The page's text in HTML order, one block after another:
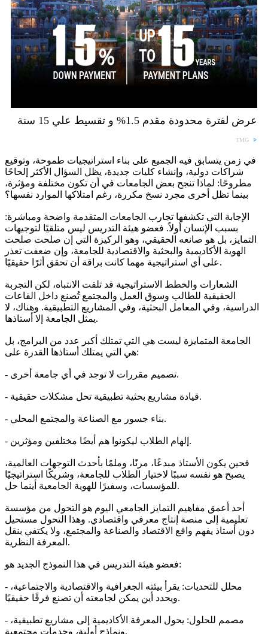
عرض لفترة محدودة مقدم 1.5% و تقسيط علي 15 سنة
TMG
في زمن يتسابق فيه الجميع على بناء استراتيجيات طموحة، وتوقيع
شراكات دولية، وإنشاء كليات جديدة، يظل السؤال الأكثر إلحاحًا
مطروحًا: لماذا تنجح بعض الجامعات في أن تكون مختلفة ومؤثرة،
بينما تظل أخرى مجرد نسخ مكررة، رغم امتلاكها الموارد نفسها؟
الإجابة التي تكشفها تجارب الجامعات المتقدمة واضحة ومباشرة:
بسبب الإنسان أولاً. فعضو هيئة التدريس ليس متلقيًا لتوجيهات
التمايز، بل هو صانعه الحقيقي، وهو الركيزة التي إن صلحت صلحت
الهوية الأكاديمية والبحثية والاقتصادية للجامعة، وإن ضعفت تعذر
على أي استراتيجية مهما كانت براقة أن تحقق أثرًا حقيقيًا.
الشعارات والخطط الاستراتيجية قد تلفت الانتباه، لكن التجربة
الحقيقية للطالب وسوق العمل والمجتمع تُصنع داخل القاعات
الدراسية، وفي المعامل البحثية، وفي المشاريع التطبيقية. وهناك، لا
يمثل الجامعة إلا أستاذها.
الجامعة المتمايزة ليست هي التي تمتلك أكبر عدد من البرامج، بل
هي التي يمتلك أستاذها القدرة على:
- تصميم مقررات لا توجد في أي جامعة أخرى.
- قيادة مشاريع بحثية تطبيقية تحل مشكلات حقيقية.
- بناء جسور مع الصناعة والمجتمع المحلي.
- إلهام الطلاب ليكونوا هم أيضًا مختلفين ومؤثرين.
فحين يكون الأستاذ مبدعًا، مرنًا، وملمًا بأحدث التوجهات العالمية،
يصبح هو نفسه سببًا لاختيار الطلاب للجامعة، وشريكًا استراتيجيًا
للمؤسسات، وسفيرًا للهوية الجامعية أينما حل.
أحد أعمق مفاهيم التمايز الجامعي اليوم هو التحول من مؤسسة
تعليمية إلى منصة إنتاج معرفي واقتصادي. وهذا التحول مستحيل
دون أستاذ يفهم واقع الاقتصاد والصناعة والمجتمع، ولا يكتفي بنقل
المعرفة النظرية.
فعضو هيئة التدريس في هذا النموذج الجديد هو:
- محلل للتحديات: يقرأ بيئته الجغرافية والاقتصادية والاجتماعية،
ويحدد أين يمكن لجامعته أن تصنع فرقًا حقيقيًا.
- مصمم للحلول: يحول المعرفة الأكاديمية إلى مشاريع تطبيقية،
ونماذج أولية، وخدمات مجتمعية.